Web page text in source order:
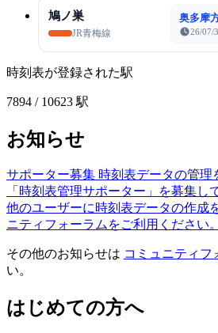
鳩ノ巣
JR青梅線
奥多摩
26/07/
時刻表が登録された駅
7894 / 10623 駅
お知らせ
サポーター募集 時刻表データの管理
「時刻表管理サポーター」を募集し
他のユーザーに時刻表データの作成
ニティフォーラムをご利用ください。
その他のお知らせは コミュニティフ
い。
はじめての方へ